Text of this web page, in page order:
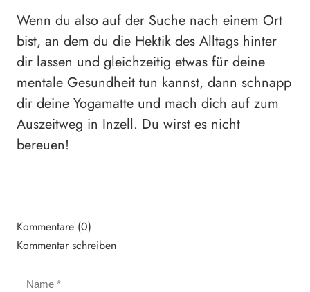
Wenn du also auf der Suche nach einem Ort
bist, an dem du die Hektik des Alltags hinter
dir lassen und gleichzeitig etwas für deine
mentale Gesundheit tun kannst, dann schnapp
dir deine Yogamatte und mach dich auf zum
Auszeitweg in Inzell. Du wirst es nicht
bereuen!
Kommentare (0)
Kommentar schreiben